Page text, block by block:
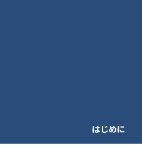
はじめに